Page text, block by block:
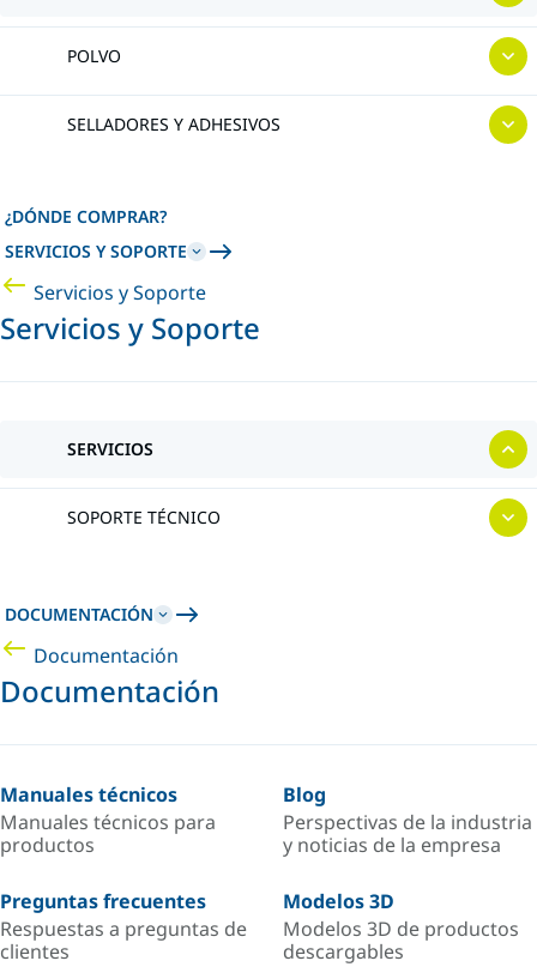
POLVO
SELLADORES Y ADHESIVOS
¿DÓNDE COMPRAR?
SERVICIOS Y SOPORTE
Servicios y Soporte
Servicios y Soporte
SERVICIOS
SOPORTE TÉCNICO
DOCUMENTACIÓN
Documentación
Documentación
Manuales técnicos
Manuales técnicos para
productos
Blog
Perspectivas de la industria
y noticias de la empresa
Preguntas frecuentes
Respuestas a preguntas de
clientes
Modelos 3D
Modelos 3D de productos
descargables